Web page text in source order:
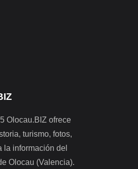
Olocau.BIZ ofrece
turismo, fotos,
la información del
Olocau (Valencia).